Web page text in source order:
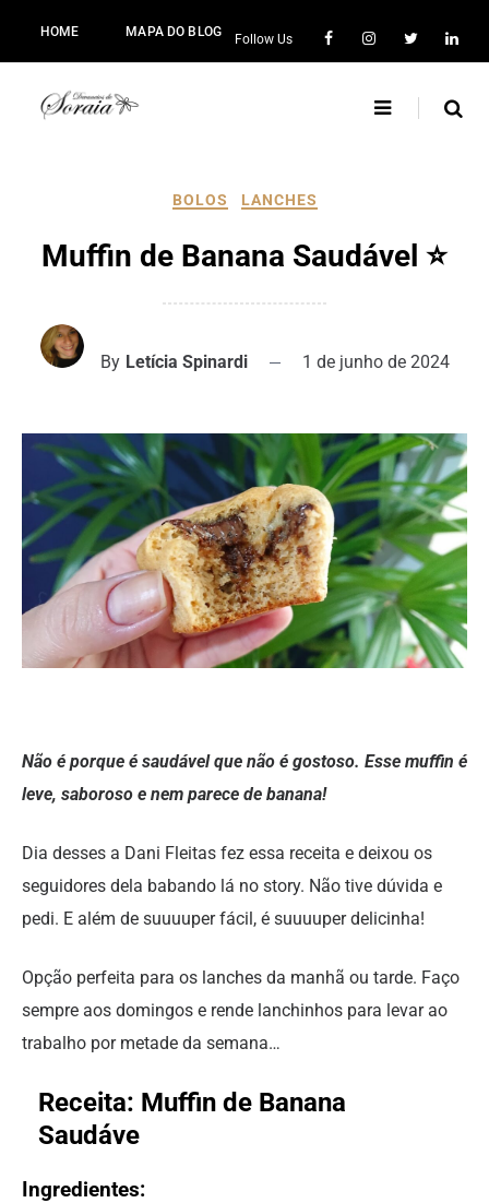
HOME MAPA DO BLOG
Follow Us
BOLOS LANCHES
Muffin de Banana Saudável ⭐
By Letícia Spinardi 1 de junho de 2024
Não é porque é saudável que não é gostoso. Esse muffin é
leve, saboroso e nem parece de banana!
Dia desses a Dani Fleitas fez essa receita e deixou os
seguidores dela babando lá no story. Não tive dúvida e
pedi. E além de suuuuper fácil, é suuuuper delicinha!
Opção perfeita para os lanches da manhã ou tarde. Faço
sempre aos domingos e rende lanchinhos para levar ao
trabalho por metade da semana…
Receita: Muffin de Banana
Saudáve
Ingredientes: